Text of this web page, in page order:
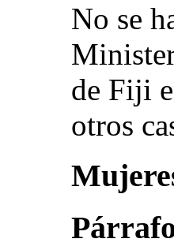
No se
de Fiji
otros